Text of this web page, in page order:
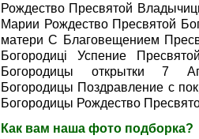
Рождество Пресвятой
Марии Рождество Пресвятой
матери С Благовещением
Богородиці Успение
Богородицы открытки 7
Богородицы Поздравление с
Богородицы Рождество
Как вам наша фото подборка?